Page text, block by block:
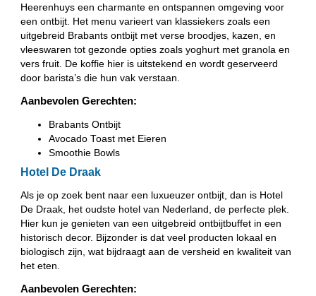
Heerenhuys een charmante en ontspannen omgeving voor
een ontbijt. Het menu varieert van klassiekers zoals een
uitgebreid Brabants ontbijt met verse broodjes, kazen, en
vleeswaren tot gezonde opties zoals yoghurt met granola en
vers fruit. De koffie hier is uitstekend en wordt geserveerd
door barista’s die hun vak verstaan.
Aanbevolen Gerechten:
Brabants Ontbijt
Avocado Toast met Eieren
Smoothie Bowls
Hotel De Draak
Als je op zoek bent naar een luxueuzer ontbijt, dan is Hotel
De Draak, het oudste hotel van Nederland, de perfecte plek.
Hier kun je genieten van een uitgebreid ontbijtbuffet in een
historisch decor. Bijzonder is dat veel producten lokaal en
biologisch zijn, wat bijdraagt aan de versheid en kwaliteit van
het eten.
Aanbevolen Gerechten: